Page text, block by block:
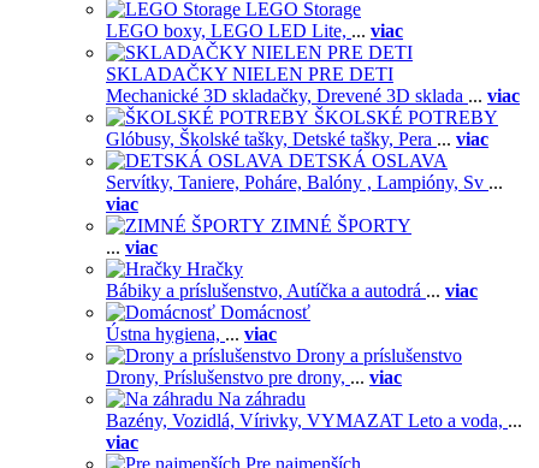
LEGO Storage
LEGO boxy, LEGO LED Lite, ... viac
SKLADAČKY NIELEN PRE DETI
Mechanické 3D skladačky, Drevené 3D sklada ... viac
ŠKOLSKÉ POTREBY
Glóbusy, Školské tašky, Detské tašky, Pera ... viac
DETSKÁ OSLAVA
Servítky, Taniere, Poháre, Balóny , Lampióny, Sv ...
viac
ZIMNÉ ŠPORTY
... viac
Hračky
Bábiky a príslušenstvo, Autíčka a autodrá ... viac
Domácnosť
Ústna hygiena, ... viac
Drony a príslušenstvo
Drony, Príslušenstvo pre drony, ... viac
Na záhradu
Bazény, Vozidlá, Vírivky, VYMAZAT Leto a voda, ...
viac
Pre najmenších